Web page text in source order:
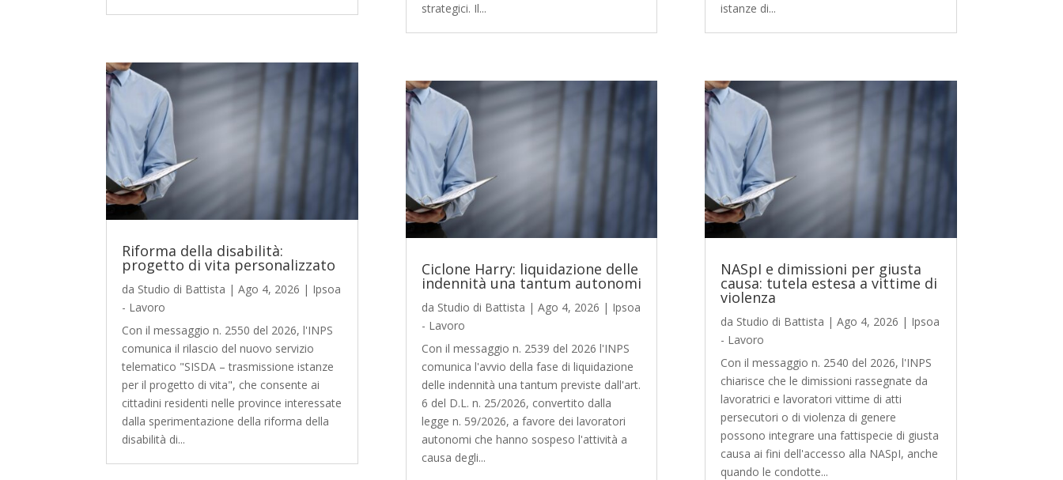
Riforma della disabilità:
progetto di vita personalizzato
da Studio di Battista |Ago 4, 2026 | Ipsoa
- Lavoro
Con il messaggio n. 2550 del 2026, l'INPS
comunica il rilascio del nuovo servizio
telematico "SISDA – trasmissione istanze
per il progetto di vita", che consente ai
cittadini residenti nelle province interessate
dalla sperimentazione della riforma della
disabilità di...
strategici. Il...
Ciclone Harry: liquidazione delle
indennità una tantum autonomi
da Studio di Battista | Ago 4, 2026 | Ipsoa
- Lavoro
Con il messaggio n. 2539 del 2026 l'INPS
comunica l'avvio della fase di liquidazione
delle indennità una tantum previste dall'art.
6 del D.L. n. 25/2026, convertito dalla
legge n. 59/2026, a favore dei lavoratori
autonomi che hanno sospeso l'attività a
causa degli...
istanze di...
NASpI e dimissioni per giusta
causa: tutela estesa a vittime di
violenza
da Studio di Battista | Ago 4, 2026 | Ipsoa
- Lavoro
Con il messaggio n. 2540 del 2026, l'INPS
chiarisce che le dimissioni rassegnate da
lavoratrici e lavoratori vittime di atti
persecutori o di violenza di genere
possono integrare una fattispecie di giusta
causa ai fini dell'accesso alla NASpI, anche
quando le condotte...